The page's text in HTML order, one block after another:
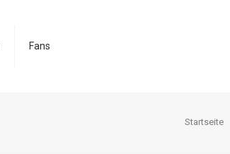
Fans
Startseite